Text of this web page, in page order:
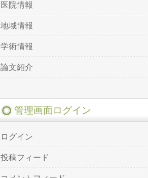
医院情報
地域情報
学術情報
論文紹介
管理画面ログイン
ログイン
投稿フィード